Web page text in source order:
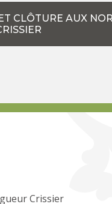
CLÔTURE AUX
Crissier